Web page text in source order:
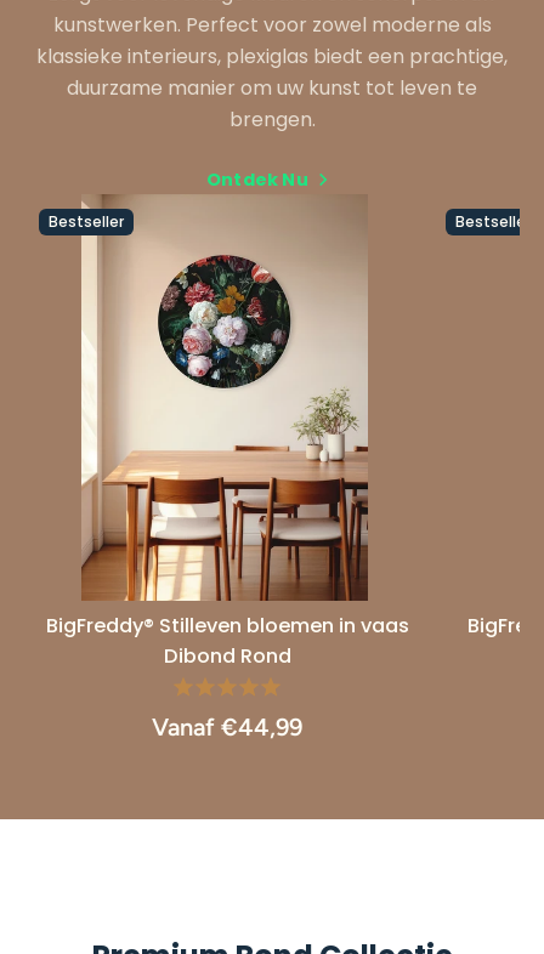
kunstwerken. Perfect voor zowel moderne als
klassieke interieurs, plexiglas biedt een prachtige,
duurzame manier om uw kunst tot leven te
brengen.
Ontdek Nu
Bestseller
BigFreddy® Stilleven bloemen in vaas
Dibond Rond
Vanaf €44,99
Bestseller